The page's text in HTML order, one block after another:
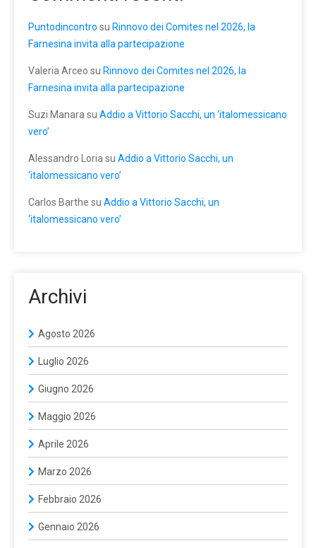
Puntodincontro su Rinnovo dei Comites nel 2026, la
Farnesina invita alla partecipazione
Valeria Arceo su Rinnovo dei Comites nel 2026, la
Farnesina invita alla partecipazione
Suzi Manara su Addio a Vittorio Sacchi, un ‘italomessicano
vero’
Alessandro Loria su Addio a Vittorio Sacchi, un
‘italomessicano vero’
Carlos Barthe su Addio a Vittorio Sacchi, un
‘italomessicano vero’
Archivi
Agosto 2026
Luglio 2026
Giugno 2026
Maggio 2026
Aprile 2026
Marzo 2026
Febbraio 2026
Gennaio 2026